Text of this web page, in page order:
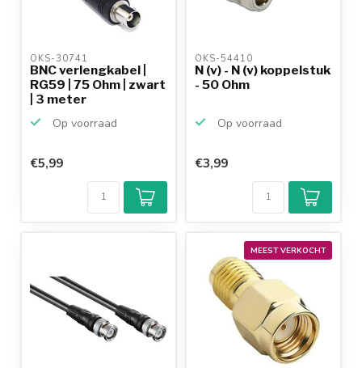
OKS-30741
BNC verlengkabel |
RG59 | 75 Ohm | zwart
| 3 meter
Op voorraad
€5,99
OKS-54410
N (v) - N (v) koppelstuk
- 50 Ohm
Op voorraad
€3,99
MEEST VERKOCHT